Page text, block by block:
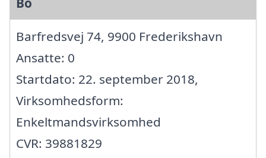
Barfredsvej 74, 9900 Frederikshavn
Ansatte: 0
Startdato: 22. september 2018,
Virksomhedsform:
Enkeltmandsvirksomhed
CVR: 39881829